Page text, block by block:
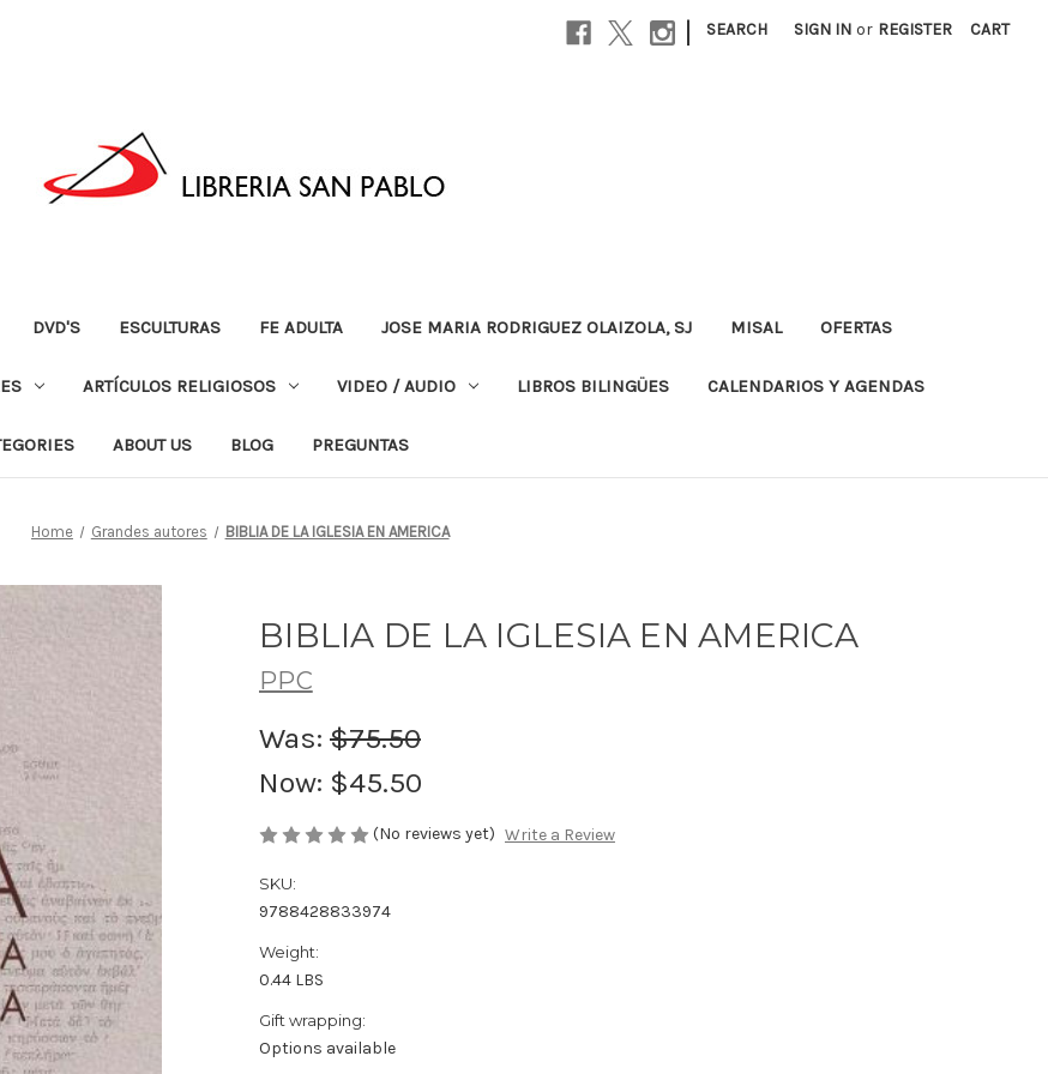
| SEARCH SIGN IN or REGISTER CART
DVD'S ESCULTURAS FE ADULTA JOSE MARIA RODRIGUEZ OLAIZOLA, SJ MISAL OFERTAS
ARTÍCULOS RELIGIOSOS VIDEO / AUDIO LIBROS BILINGÜES CALENDARIOS Y AGENDAS
ABOUT US BLOG PREGUNTAS
Home Grandes autores BIBLIA DE LA IGLESIA EN AMERICA
BIBLIA DE LA IGLESIA EN AMERICA
PPC
Was: $75.50
Now: $45.50
(No reviews yet) Write a Review
SKU:
9788428833974
Weight:
0.44 LBS
Gift wrapping:
Options available